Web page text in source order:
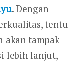
. Dengan
tentu
akan tampak
lebih lanjut,